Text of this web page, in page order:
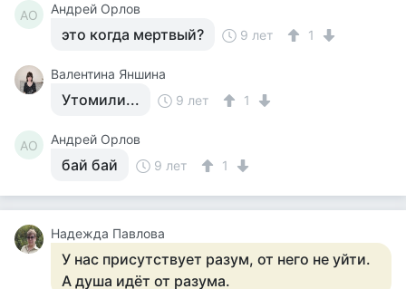
АО Андрей Орлов
это когда мертвый? 9 лет 1
Валентина Яншина
Утомили... 9 лет 1
АО Андрей Орлов
бай бай 9 лет 1
Надежда Павлова
У нас присутствует разум, от него не уйти.
А душа идёт от разума.